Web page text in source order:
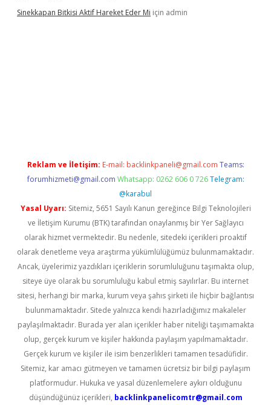
Sinekkapan Bitkisi Aktif Hareket Eder Mi için admin
Reklam ve İletişim: E-mail: backlinkpaneli@gmail.com Teams:
forumhizmeti@gmail.com Whatsapp: 0262 606 0 726 Telegram:
@karabul
Yasal Uyarı: Sitemiz, 5651 Sayılı Kanun gereğince Bilgi Teknolojileri
ve İletişim Kurumu (BTK) tarafından onaylanmış bir Yer Sağlayıcı
olarak hizmet vermektedir. Bu nedenle, sitedeki içerikleri proaktif
olarak denetleme veya araştırma yükümlülüğümüz bulunmamaktadır.
Ancak, üyelerimiz yazdıkları içeriklerin sorumluluğunu taşımakta olup,
siteye üye olarak bu sorumluluğu kabul etmiş sayılırlar. Bu internet
sitesi, herhangi bir marka, kurum veya şahıs şirketi ile hiçbir bağlantısı
bulunmamaktadır. Sitede yalnızca kendi hazırladığımız makaleler
paylaşılmaktadır. Burada yer alan içerikler haber niteliği taşımamakta
olup, gerçek kurum ve kişiler hakkında paylaşım yapılmamaktadır.
Gerçek kurum ve kişiler ile isim benzerlikleri tamamen tesadüfidir.
Sitemiz, kar amacı gütmeyen ve tamamen ücretsiz bir bilgi paylaşım
platformudur. Hukuka ve yasal düzenlemelere aykırı olduğunu
düşündüğünüz içerikleri, backlinkpanelicomtr@gmail.com